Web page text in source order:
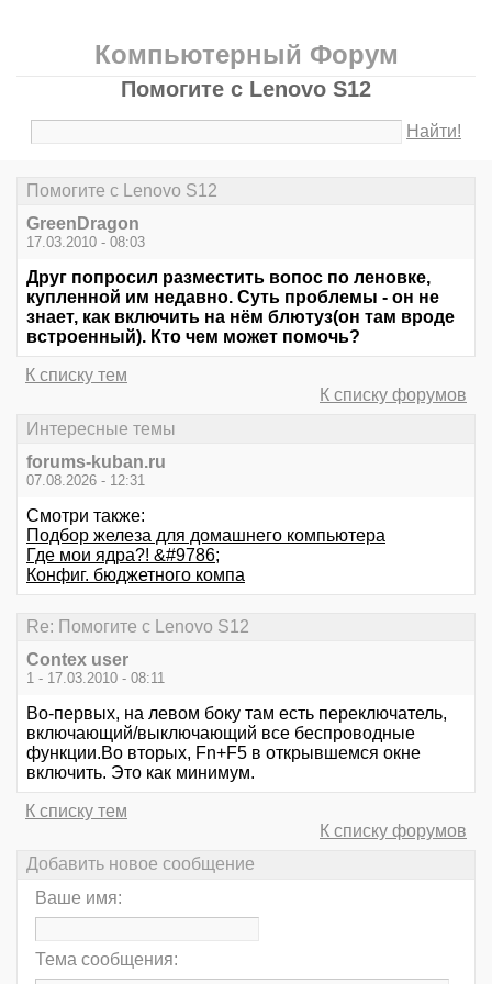
Компьютерный Форум
Помогите с Lenovo S12
Найти!
Помогите с Lenovo S12
GreenDragon
17.03.2010 - 08:03
Друг попросил разместить вопос по леновке,
купленной им недавно. Суть проблемы - он не
знает, как включить на нём блютуз(он там вроде
встроенный). Кто чем может помочь?
К списку тем
К списку форумов
Интересные темы
forums-kuban.ru
07.08.2026 - 12:31
Смотри также:
Подбор железа для домашнего компьютера
Где мои ядра?! &#9786;
Конфиг. бюджетного компа
Re: Помогите с Lenovo S12
Contex user
1 - 17.03.2010 - 08:11
Во-первых, на левом боку там есть переключатель,
включающий/выключающий все беспроводные
функции.Во вторых, Fn+F5 в открывшемся окне
включить. Это как минимум.
К списку тем
К списку форумов
Добавить новое сообщение
Ваше имя:
Тема сообщения: